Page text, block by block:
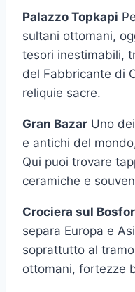
Palazzo Topkapi
sultani ottomani,
tesori inestimabili,
del Fabbricante di
reliquie sacre.
Gran Bazar Uno
e antichi del
Qui puoi trovare
ceramiche e
Crociera sul
separa Europa e
soprattutto al
ottomani, fortezze